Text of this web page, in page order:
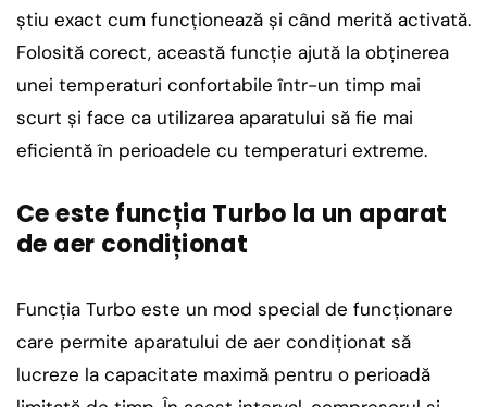
știu exact cum funcționează și când merită activată.
Folosită corect, această funcție ajută la obținerea
unei temperaturi confortabile într-un timp mai
scurt și face ca utilizarea aparatului să fie mai
eficientă în perioadele cu temperaturi extreme.
Ce este funcția Turbo la un aparat
de aer condiționat
Funcția Turbo este un mod special de funcționare
care permite aparatului de aer condiționat să
lucreze la capacitate maximă pentru o perioadă